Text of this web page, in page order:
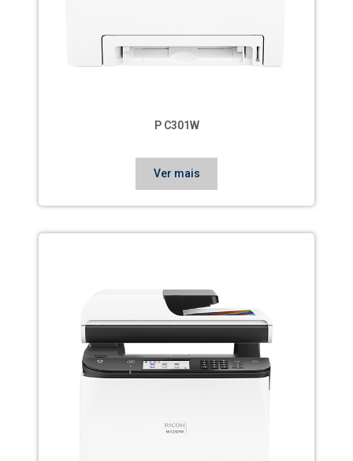
P C301W
Ver mais